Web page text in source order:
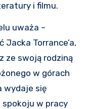
i filmu.
uważa –
Torrance’a,
ze swoją rodziną
w górach
wydaje się
w pracy